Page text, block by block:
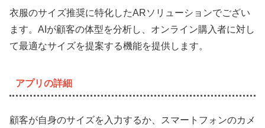
衣服のサイズ推奨に特化したARソリューションでござい
ます。AIが顧客の体型を分析し、オンライン購入者に対し
て最適なサイズを提案する機能を提供します。
アプリの詳細
顧客が自身のサイズを入力するか、スマートフォンのカメ